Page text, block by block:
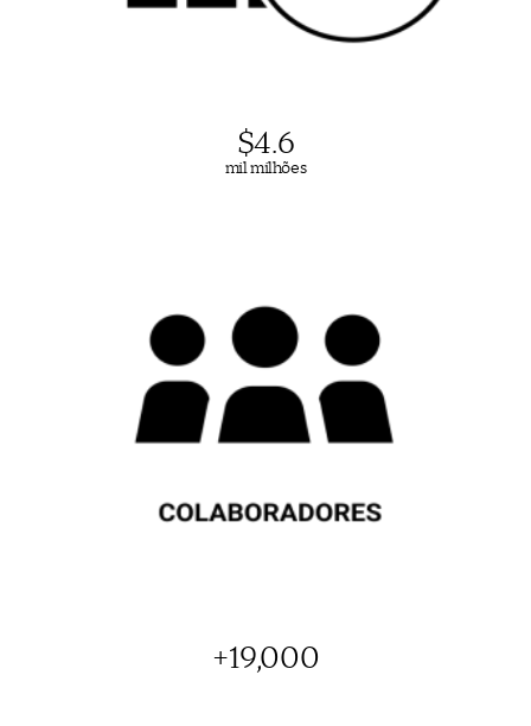
mil milhões
$4.6
+19,000